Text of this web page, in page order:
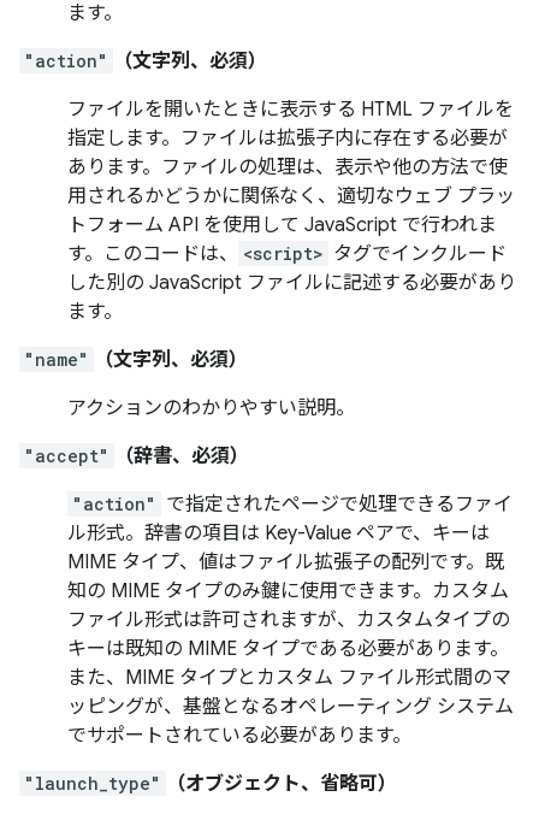
ます。
"action"
（文字列、必須）
ファイルを開いたときに表示する HTML ファイルを
指定します。ファイルは拡張子内に存在する必要が
あります。ファイルの処理は、表示や他の方法で使
用されるかどうかに関係なく、適切なウェブ プラッ
トフォーム API を使用して JavaScript で行われま
す。このコードは、
<script> タグでインクルード
した別の JavaScript ファイルに記述する必要があり
ます。
"name"
（文字列、必須）
アクションのわかりやすい説明。
"accept" （辞書、必須）
"action"
で指定されたページで処理できるファイ
ル形式。辞書の項目は Key-Value ペアで、キーは
MIME タイプ、値はファイル拡張子の配列です。既
知の MIME タイプのみ鍵に使用できます。カスタム
ファイル形式は許可されますが、カスタムタイプの
キーは既知の MIME タイプである必要があります。
また、MIME タイプとカスタム ファイル形式間のマ
ッピングが、基盤となるオペレーティング システム
でサポートされている必要があります。
"launch_type"
（オブジェクト、省略可）